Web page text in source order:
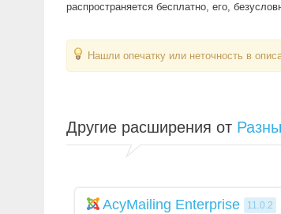
распространяется бесплатно, его,
Нашли опечатку или неточность в
Другие расширения от
AcyMailing Enterprise 11.0.2